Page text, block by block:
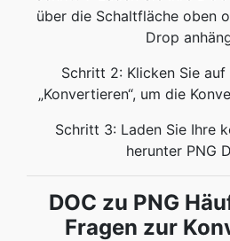
über die Schaltfläche oben
Drop
Schritt 2: Klicken Sie
„Konvertieren“, um die
Schritt 3: Laden Sie Ihre
herunter PNG
DOC zu PNG
Fragen zur